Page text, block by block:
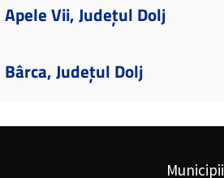
Vii, Județul Dolj
Județul Dolj
Municipii